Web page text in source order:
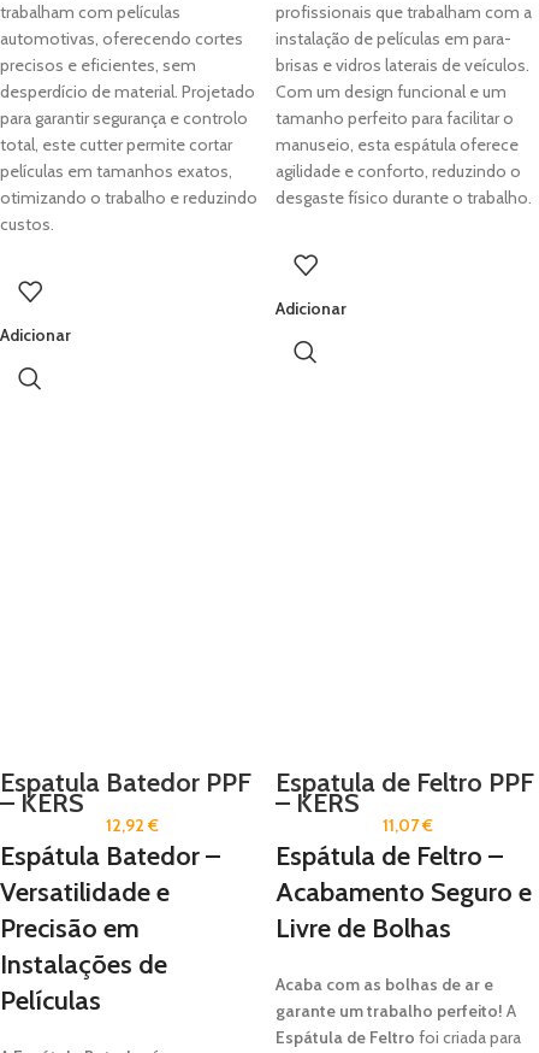
trabalham com películas
automotivas, oferecendo cortes
precisos e eficientes, sem
desperdício de material. Projetado
para garantir segurança e controlo
total, este cutter permite cortar
películas em tamanhos exatos,
otimizando o trabalho e reduzindo
custos.
Adicionar
profissionais que trabalham com a
instalação de películas em para-
brisas e vidros laterais de veículos.
Com um design funcional e um
tamanho perfeito para facilitar o
manuseio, esta espátula oferece
agilidade e conforto, reduzindo o
desgaste físico durante o trabalho.
Adicionar
Espatula Batedor PPF
– KERS
12,92€
Espátula Batedor –
Versatilidade e
Precisão em
Instalações de
Películas
Espatula de Feltro PPF
– KERS
11,07€
Espátula de Feltro –
Acabamento Seguro e
Livre de Bolhas
Acaba com as bolhas de ar e
garante um trabalho perfeito! A
Espátula de Feltro foi criada para